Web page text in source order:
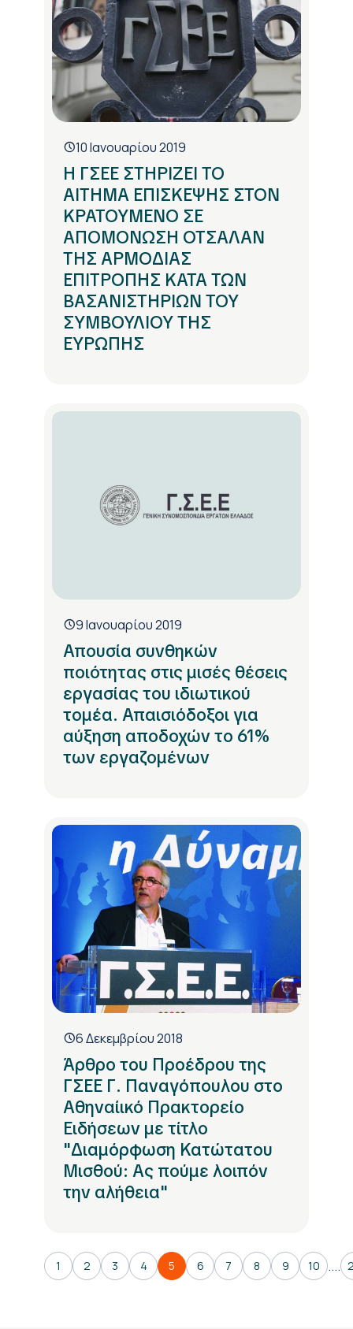
10 Ιανουαρίου 2019
Η ΓΣΕΕ ΣΤΗΡΙΖΕΙ ΤΟ
ΑΙΤΗΜΑ ΕΠΙΣΚΕΨΗΣ ΣΤΟΝ
ΚΡΑΤΟΥΜΕΝΟ ΣΕ
ΑΠΟΜΟΝΩΣΗ ΟΤΣΑΛΑΝ
ΤΗΣ ΑΡΜΟΔΙΑΣ
ΕΠΙΤΡΟΠΗΣ ΚΑΤΑ ΤΩΝ
ΒΑΣΑΝΙΣΤΗΡΙΩΝ ΤΟΥ
ΣΥΜΒΟΥΛΙΟΥ ΤΗΣ
ΕΥΡΩΠΗΣ
9 Ιανουαρίου 2019
Απουσία συνθηκών
ποιότητας στις μισές θέσεις
εργασίας του ιδιωτικού
τομέα. Απαισιόδοξοι για
αύξηση αποδοχών το 61%
των εργαζομένων
6 Δεκεμβρίου 2018
Άρθρο του Προέδρου της
ΓΣΕΕ Γ. Παναγόπουλου στο
Αθηναίικό Πρακτορείο
Ειδήσεων με τίτλο
"Διαμόρφωση Κατώτατου
Μισθού: Ας πούμε λοιπόν
την αλήθεια"
1 2 3 4 5 6 7 8 9 10 ....